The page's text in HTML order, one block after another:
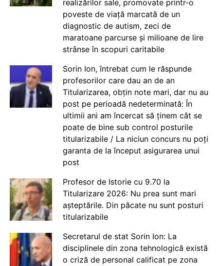
realizărilor sale, promovate printr-o
poveste de viață marcată de un
diagnostic de autism, zeci de
maratoane parcurse și milioane de lire
strânse în scopuri caritabile
Sorin Ion, întrebat cum le răspunde
profesorilor care dau an de an
Titularizarea, obțin note mari, dar nu au
post pe perioadă nedeterminată: În
ultimii ani am încercat să ținem cât se
poate de bine sub control posturile
titularizabile / La niciun concurs nu poți
garanta de la început asigurarea unui
post
Profesor de Istorie cu 9.70 la
Titularizare 2026: Nu prea sunt mari
așteptările. Din păcate nu sunt posturi
titularizabile
Secretarul de stat Sorin Ion: La
disciplinele din zona tehnologică există
o criză de personal calificat pe zona